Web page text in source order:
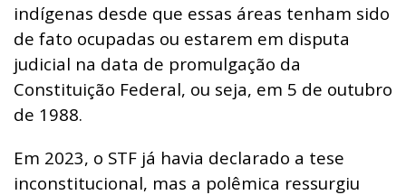
indígenas desde que essas áreas tenham sido
de fato ocupadas ou estarem em disputa
judicial na data de promulgação da
Constituição Federal, ou seja, em 5 de outubro
de 1988.
Em 2023, o STF já havia declarado a tese
inconstitucional, mas a polêmica ressurgiu